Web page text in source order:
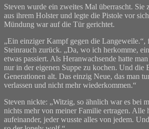
Steven wurde ein zweites Mal überrascht. Sie
aus ihrem Holster und legte die Pistole vor
Mündung war auf die Tür gerichtet.
„Ein einziger Kampf gegen die Langeweile.“,
Steinrauch zurück. „Da, wo ich herkomme,
etwas passiert. Als Heranwachsende hatte
nur in der eigenen Suppe zu kochen. Und die
Generationen alt. Das einzig Neue, das man
verlassen und nicht mehr wiederkommen.“
Steven nickte: „Witzig, so ähnlich war es bei
nichts mehr von meiner Familie ertragen. Alle
aufeinander, jeder wusste alles von jedem.